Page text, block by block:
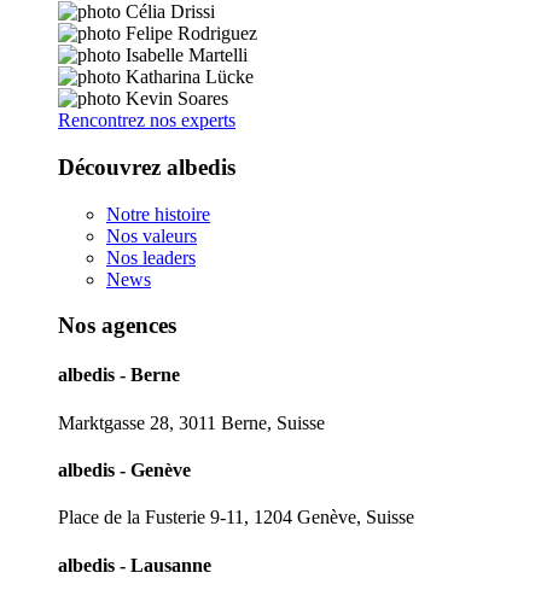
Rencontrez nos experts
Découvrez albedis
Notre histoire
Nos valeurs
Nos leaders
News
Nos agences
albedis - Berne
Marktgasse 28, 3011 Berne, Suisse
albedis - Genève
Place de la Fusterie 9-11, 1204 Genève, Suisse
albedis - Lausanne